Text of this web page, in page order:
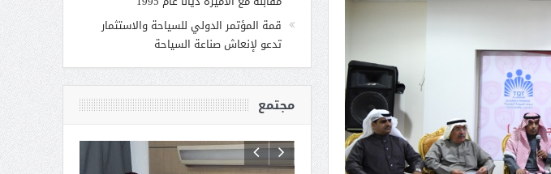
قمة المؤتمر الدولي للسياحة والاستثمار
تدعو لإنعاش صناعة السياحة
مجتمع